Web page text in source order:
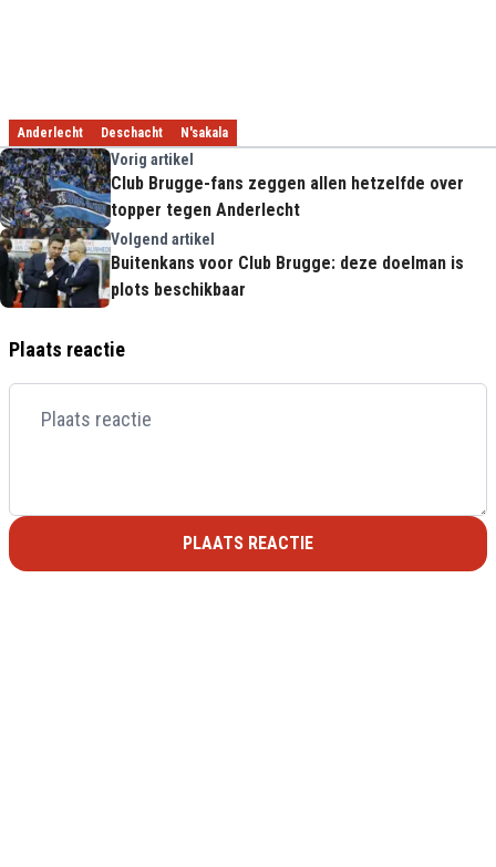
Anderlecht Deschacht N'sakala
Vorig artikel
Club Brugge-fans zeggen allen hetzelfde over
topper tegen Anderlecht
Volgend artikel
Buitenkans voor Club Brugge: deze doelman is
plots beschikbaar
Plaats reactie
PLAATS REACTIE